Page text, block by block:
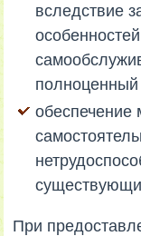
вследствие
полноценный
обеспечение
При